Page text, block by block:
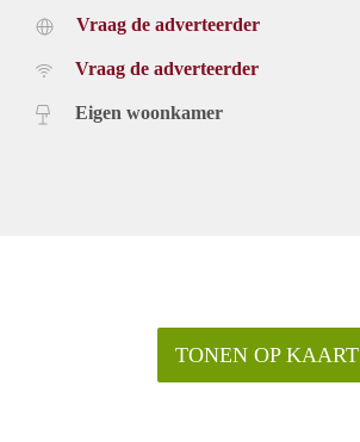
Vraag de adverteerder
Vraag de adverteerder
Eigen woonkamer
TONEN OP KAART